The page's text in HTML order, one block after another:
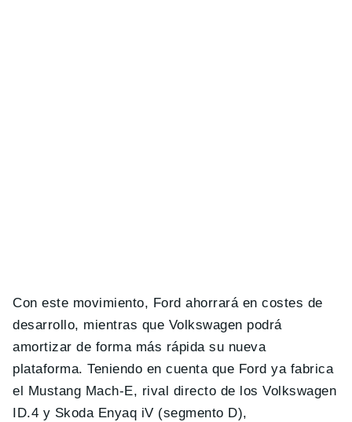
Con este movimiento, Ford ahorrará en costes de
desarrollo, mientras que Volkswagen podrá
amortizar de forma más rápida su nueva
plataforma. Teniendo en cuenta que Ford ya fabrica
el Mustang Mach-E, rival directo de los Volkswagen
ID.4 y Skoda Enyaq iV (segmento D),